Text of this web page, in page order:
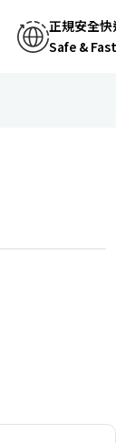
正規安全快
Safe & Fast